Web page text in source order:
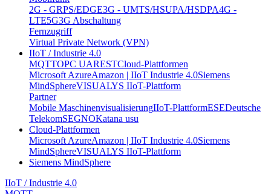
2G - GRPS/EDGE3G - UMTS/HSUPA/HSDPA4G -
LTE5G3G Abschaltung
Fernzugriff
Virtual Private Network (VPN)
IIoT / Industrie 4.0
MQTTOPC UARESTCloud-Plattformen
Microsoft AzureAmazon | IIoT Industrie 4.0Siemens
MindSphereVISUALYS IIoT-Plattform
Partner
Mobile MaschinenvisualisierungIIoT-PlattformESEDeutsche
TelekomSEGNOKatana usu
Cloud-Plattformen
Microsoft AzureAmazon | IIoT Industrie 4.0Siemens
MindSphereVISUALYS IIoT-Plattform
Siemens MindSphere
IIoT / Industrie 4.0